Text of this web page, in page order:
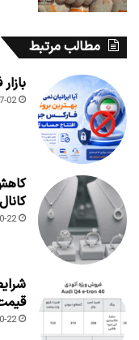
مطالب مرتبط
02
کانال 200 هزار تومانی را از دست داد
22
22